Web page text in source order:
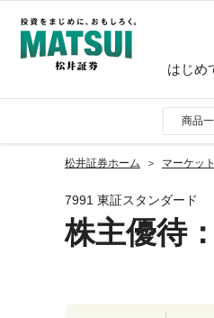
はじめ
商品
松井証券ホーム マーケッ
7991 東証スタンダード
株主優待